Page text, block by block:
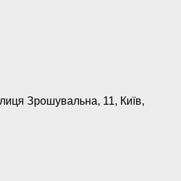
Зрошувальна, 11, Київ,